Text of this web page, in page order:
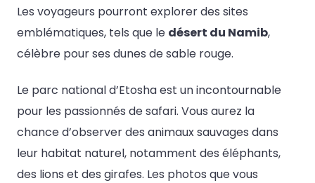
Les voyageurs pourront explorer des sites
emblématiques, tels que le désert du Namib,
célèbre pour ses dunes de sable rouge.
Le parc national d’Etosha est un incontournable
pour les passionnés de safari. Vous aurez la
chance d’observer des animaux sauvages dans
leur habitat naturel, notamment des éléphants,
des lions et des girafes. Les photos que vous